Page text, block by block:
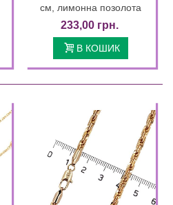
см, лимонна позолота
233,00 грн.
В КОШИК